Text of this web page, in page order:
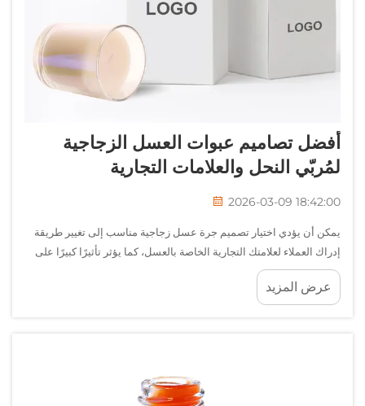
أفضل تصاميم عبوات العسل الزجاجية
لمُربّي النحل والعلامات التجارية
2026-03-09 18:42:00
يمكن أن يؤدي اختيار تصميم جرة عسل زجاجية مناسب إلى تغيير طريقة
إدراك العملاء لعلامتك التجارية الخاصة بالعسل، كما يؤثر تأثيرًا كبيرًا على
نجاح مبيعاتك. وتجمع الجرة المثالية بين الحفظ الوظيفي والجاذبية البصرية،
مما يخلق عرضًا منتجيًّا يُبرز...
عرض المزيد